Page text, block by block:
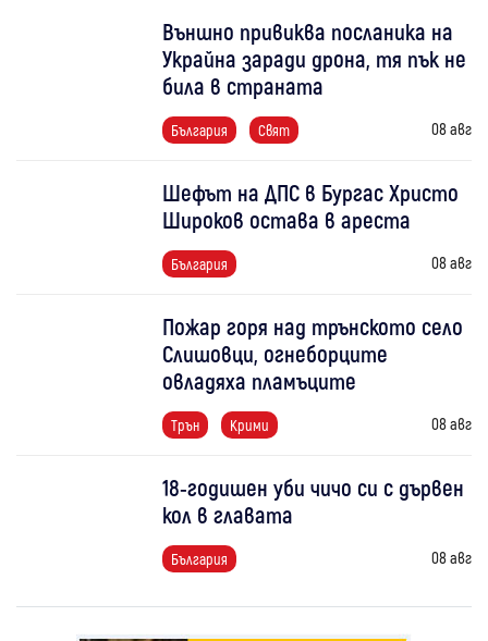
Външно привиква посланика на
Украйна заради дрона, тя пък не
била в страната
България Свят 08 авг
Шефът на ДПС в Бургас Христо
Широков остава в ареста
България 08 авг
Пожар горя над трънското село
Слишовци, огнеборците
овладяха пламъците
Трън Крими 08 авг
18-годишен уби чичо си с дървен
кол в главата
България 08 авг